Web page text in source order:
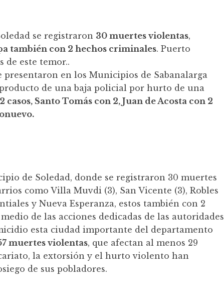
se registraron 30 muertes violentas,
también con 2 hechos criminales. Puerto
de este temor..
presentaron en los Municipios de Sabanalarga
de una baja policial por hurto de una
casos, Santo Tomás con 2, Juan de Acosta con 2
de Soledad, donde se registraron 30 muertes
como Villa Muvdi (3), San Vicente (3), Robles
y Nueva Esperanza, estos también con 2
de las acciones dedicadas de las autoridades
esta ciudad importante del departamento
muertes violentas, que afectan al menos 29
la extorsión y el hurto violento han
de sus pobladores.